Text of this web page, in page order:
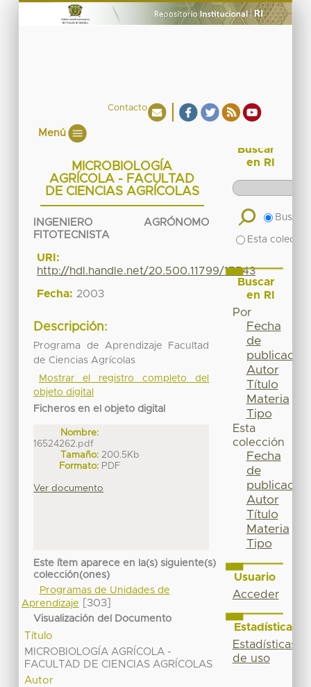
Contacto
Menú
MICROBIOLOGÍA
AGRÍCOLA - FACULTAD
DE CIENCIAS AGRÍCOLAS
INGENIERO AGRÓNOMO
FITOTECNISTA
URI:
http://hdl.handle.net/20.500.11799/17543
Fecha: 2003
Descripción:
Programa de Aprendizaje Facultad
de Ciencias Agrícolas
Mostrar el registro completo del
objeto digital
Ficheros en el objeto digital
Nombre:
16524262.pdf
Tamaño: 200.5Kb
Formato: PDF
Ver documento
Este ítem aparece en la(s) siguiente(s)
colección(ones)
Programas de Unidades de
Aprendizaje
[303]
Visualización del Documento
Título
MICROBIOLOGÍA AGRÍCOLA -
FACULTAD DE CIENCIAS AGRÍCOLAS
Autor
Buscar
en RI
Buscar
Esta
Buscar
en RI
Por
Fecha
de
publicación
Autor
Título
Materia
Tipo
Esta
colección
Fecha
de
publicación
Autor
Título
Materia
Tipo
Usuario
Acceder
Estadísticas
Estadísticas
de uso